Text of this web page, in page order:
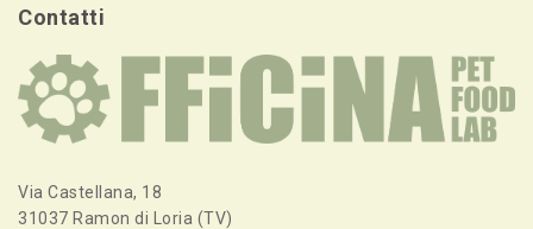
Contatti
Via Castellana, 18
31037 Ramon di Loria (TV)